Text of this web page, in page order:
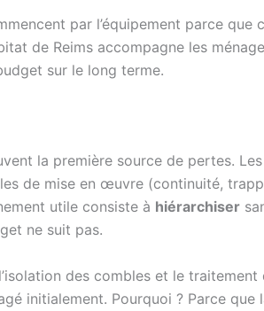
par l’équipement parce que
de Reims accompagne les
sur le long terme.
la première source de pertes.
de mise en œuvre (continuité,
utile consiste à hiérarchiser
ne suit pas.
des combles et le
initialement. Pourquoi ? Parce que